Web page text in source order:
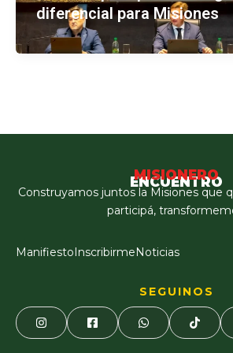
diferencial para Misiones
ENCUENTRO
MISIONERO
Construyamos juntos la Misiones que
participá,
ManifiestoInscribirmeNoticias
SEGUINOS